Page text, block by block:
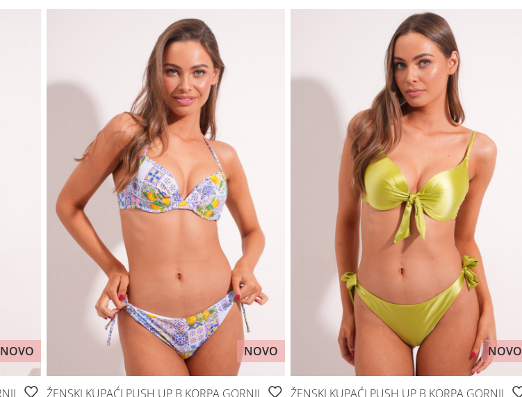
NOVO NOVO
ŽENSKI KUPAĆI PUSH UP B KORPA GORNJI
NOVO
ŽENSKI KUPAĆI PUSH UP B KORPA GORNJI